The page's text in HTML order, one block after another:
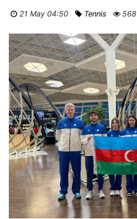
21 May 04:50 Tennis 568